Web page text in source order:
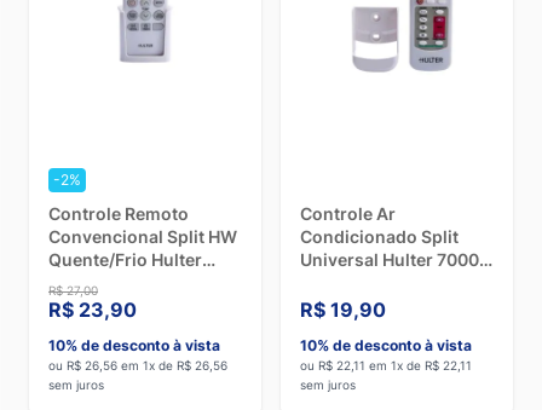
-2%
Controle Remoto
Convencional Split HW
Quente/Frio Hulter
HT1CRCFLGA
R$ 27,00
R$ 23,90
10% de desconto à vista
ou R$ 26,56 em 1x de R$ 26,56
sem juros
Controle Ar
Condicionado Split
Universal Hulter 7000 a
HT1109IIA
R$ 19,90
10% de desconto à vista
ou R$ 22,11 em 1x de R$ 22,11
sem juros